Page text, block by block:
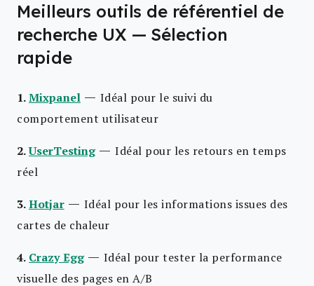
Meilleurs outils de référentiel de
recherche UX — Sélection
rapide
1.Mixpanel — Idéal pour le suivi du
comportement utilisateur
2.UserTesting —Idéal pour les retours en temps
réel
3.Hotjar — Idéal pour les informations issues des
cartes de chaleur
4. Crazy Egg — Idéal pour tester la performance
visuelle des pages en A/B